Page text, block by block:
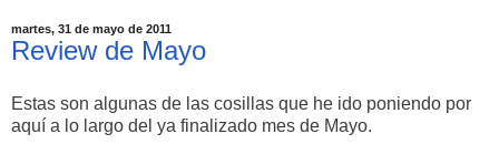
martes, 31 de mayo de 2011
Review de Mayo
Estas son algunas de las cosillas que he ido poniendo por
aquí a lo largo del ya finalizado mes de Mayo.